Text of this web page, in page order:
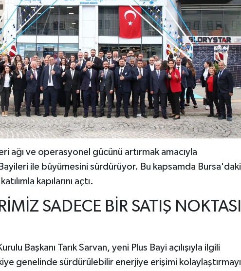
ağı ve operasyonel gücünü artırmak amacıyla
ile büyümesini sürdürüyor. Bu kapsamda Bursa'daki
kapılarını açtı.
SADECE BİR SATIŞ NOKTASI
Başkanı Tarık Sarvan, yeni Plus Bayi açılışıyla ilgili
genelinde sürdürülebilir enerjiye erişimi kolaylaştırmayı